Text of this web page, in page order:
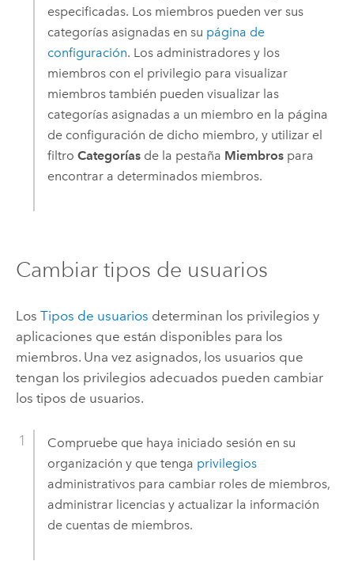
especificadas. Los miembros pueden ver sus
categorías asignadas en su página de
configuración. Los administradores y los
miembros con el privilegio para visualizar
miembros también pueden visualizar las
categorías asignadas a un miembro en la página
de configuración de dicho miembro, y utilizar el
filtro Categoríasde la pestaña Miembrospara
encontrar a determinados miembros.
Cambiar tipos de usuarios
Los Tipos de usuarios determinan los privilegios y
aplicaciones que están disponibles para los
miembros. Una vez asignados, los usuarios que
tengan los privilegios adecuados pueden cambiar
los tipos de usuarios.
Compruebe que haya iniciado sesión en su
organización y que tenga privilegios
administrativos para cambiar roles de miembros,
administrar licencias y actualizar la información
de cuentas de miembros.